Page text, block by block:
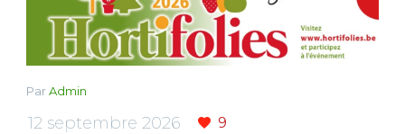
ParAdmin
12 septembre 2026 9